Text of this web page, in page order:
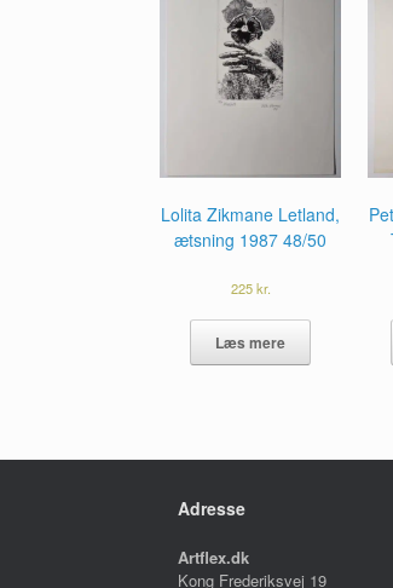
Lolita Zikmane Letland,
ætsning 1987 48/50
225kr.
Læs mere
Adresse
Artflex.dk
Kong Frederiksvej 19